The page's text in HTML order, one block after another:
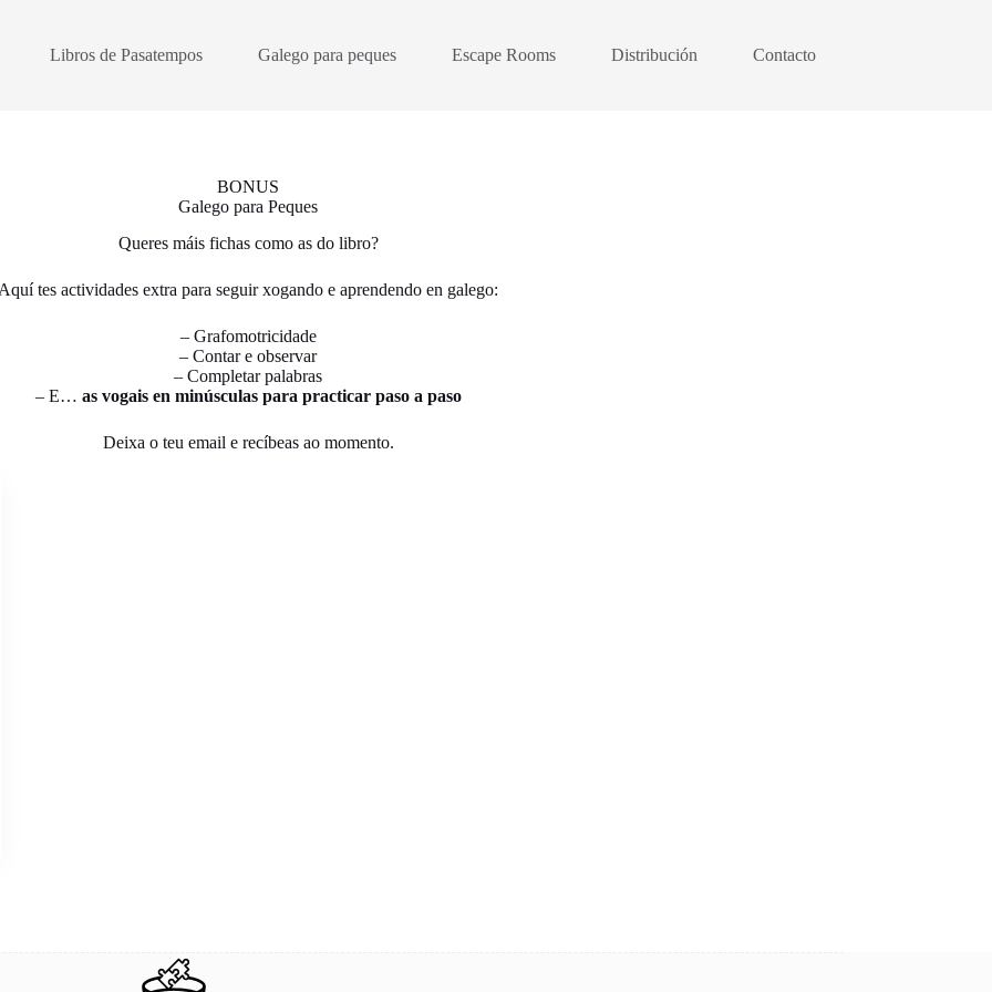
Libros de Pasatempos Galego para peques Escape Rooms Distribución Contacto
BONUS
Galego para Peques
Queres máis fichas como as do libro?
Aquí tes actividades extra para seguir xogando e aprendendo en galego:
– Grafomotricidade
– Contar e observar
– Completar palabras
– E… as vogais en minúsculas para practicar paso a paso
Deixa o teu email e recíbeas ao momento.